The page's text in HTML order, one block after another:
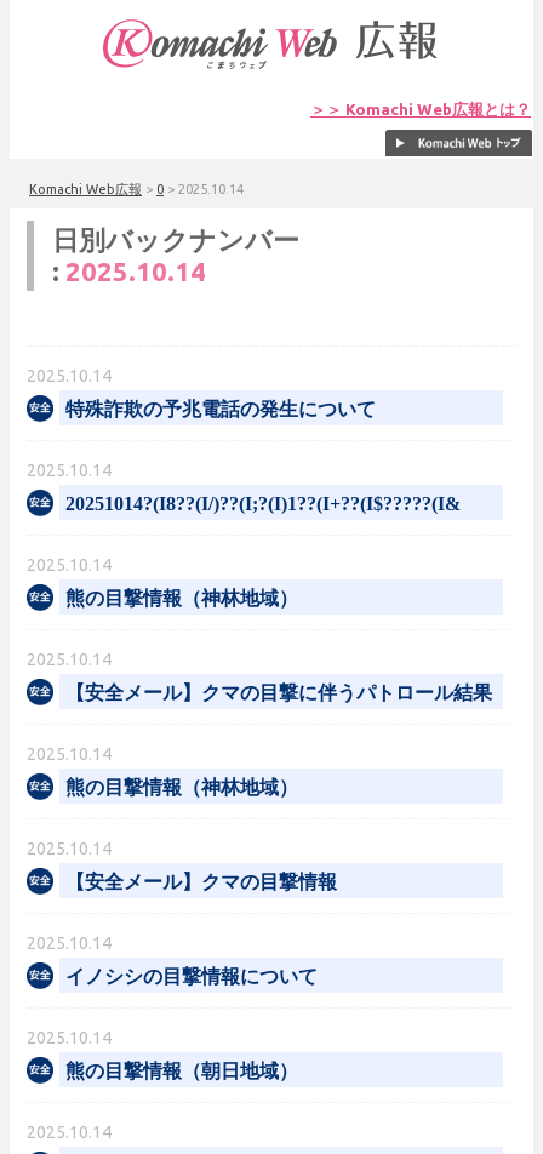
＞＞ Komachi Web広報とは？
Komachi Web広報 > 0 > 2025.10.14
日別バックナンバー
: 2025.10.14
2025.10.14
特殊詐欺の予兆電話の発生について
2025.10.14
20251014?(I8??(I/)??(I;?(I)1??(I+??(I$?????(I&
2025.10.14
熊の目撃情報（神林地域）
2025.10.14
【安全メール】クマの目撃に伴うパトロール結果
2025.10.14
熊の目撃情報（神林地域）
2025.10.14
【安全メール】クマの目撃情報
2025.10.14
イノシシの目撃情報について
2025.10.14
熊の目撃情報（朝日地域）
2025.10.14